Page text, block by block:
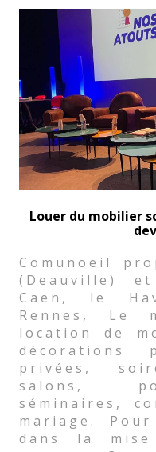
Louer du mobilier
Comunoeil
(Deauville)
Caen, le
Rennes, Le
location de
décorations
privées,
salons,
séminaires,
mariage.
dans la